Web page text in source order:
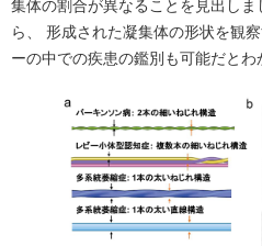
集体の割合が異なることを見出し
ら、 形成された凝集体の形状を観
ーの中での疾患の鑑別も可能だとわ